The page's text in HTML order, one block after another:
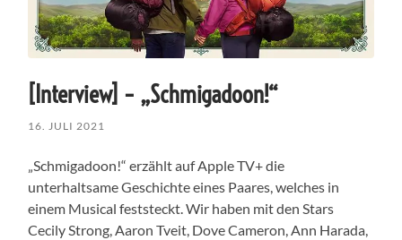
[Interview] – „Schmigadoon!“
16. JULI 2021
„Schmigadoon!“ erzählt auf Apple TV+ die
unterhaltsame Geschichte eines Paares, welches in
einem Musical feststeckt. Wir haben mit den Stars
Cecily Strong, Aaron Tveit, Dove Cameron, Ann Harada,